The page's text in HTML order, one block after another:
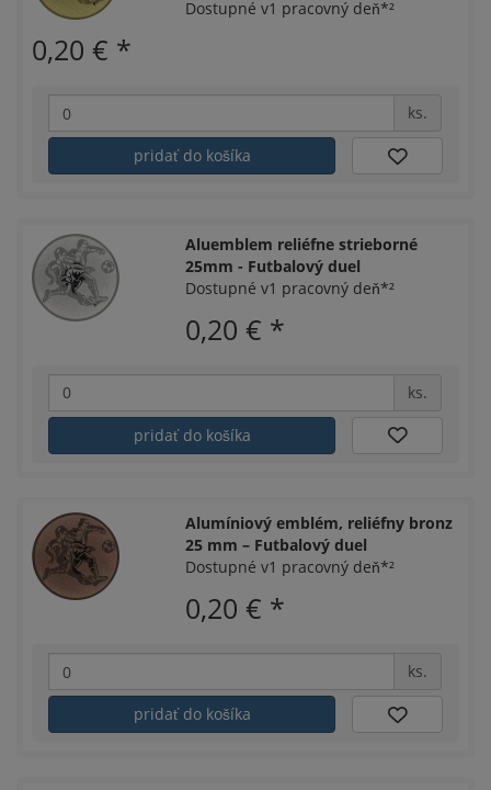
Dostupné v1 pracovný deň*²
0,20 € *
ks.
pridať do košíka
Aluemblem reliéfne strieborné
25mm - Futbalový duel
Dostupné v1 pracovný deň*²
0,20 € *
ks.
pridať do košíka
Alumíniový emblém, reliéfny bronz
25 mm – Futbalový duel
Dostupné v1 pracovný deň*²
0,20 € *
ks.
pridať do košíka